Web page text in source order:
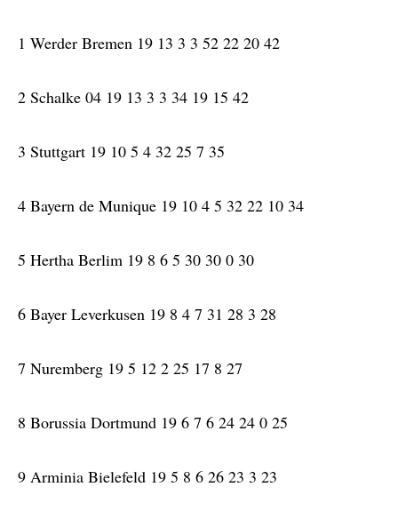
1 Werder Bremen 19 13 3 3 52 22 20 42
2 Schalke 04 19 13 3 3 34 19 15 42
3 Stuttgart 19 10 5 4 32 25 7 35
4 Bayern de Munique 19 10 4 5 32 22 10 34
5 Hertha Berlim 19 8 6 5 30 30 0 30
6 Bayer Leverkusen 19 8 4 7 31 28 3 28
7 Nuremberg 19 5 12 2 25 17 8 27
8 Borussia Dortmund 19 6 7 6 24 24 0 25
9 Arminia Bielefeld 19 5 8 6 26 23 3 23